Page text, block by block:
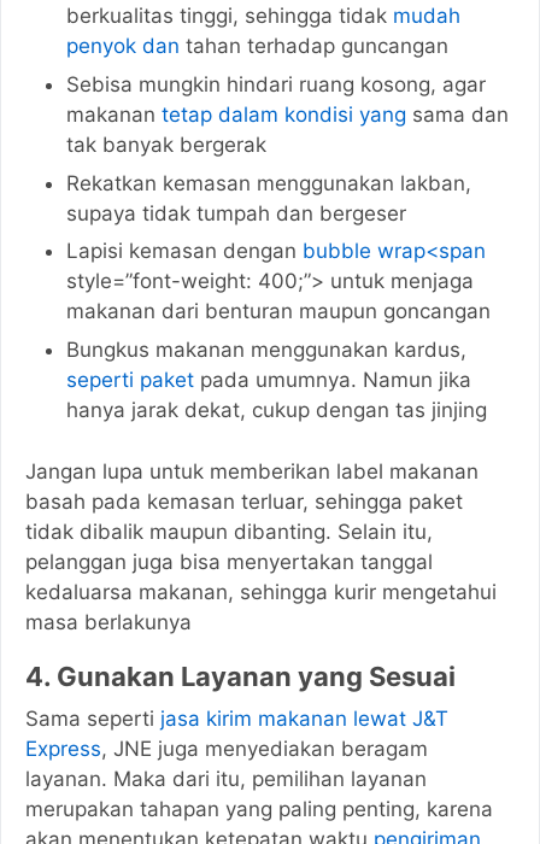
berkualitas tinggi, sehingga tidak mudah
penyok dan tahan terhadap guncangan
Sebisa mungkin hindari ruang kosong, agar
makanan tetap dalam kondisi yang sama dan
tak banyak bergerak
Rekatkan kemasan menggunakan lakban,
supaya tidak tumpah dan bergeser
Lapisi kemasan dengan bubble wrap<span
style=”font-weight: 400;”> untuk menjaga
makanan dari benturan maupun goncangan
Bungkus makanan menggunakan kardus,
seperti paket pada umumnya. Namun jika
hanya jarak dekat, cukup dengan tas jinjing
Jangan lupa untuk memberikan label makanan
basah pada kemasan terluar, sehingga paket
tidak dibalik maupun dibanting. Selain itu,
pelanggan juga bisa menyertakan tanggal
kedaluarsa makanan, sehingga kurir mengetahui
masa berlakunya
4. Gunakan Layanan yang Sesuai
Sama seperti jasa kirim makanan lewat J&T
Express, JNE juga menyediakan beragam
layanan. Maka dari itu, pemilihan layanan
merupakan tahapan yang paling penting, karena
akan menentukan ketepatan waktu pengiriman